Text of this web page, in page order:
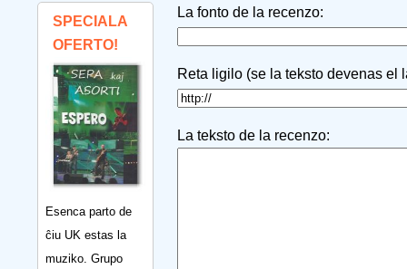
SPECIALA
OFERTO!
Esenca parto de
ĉiu UK estas la
muziko. Grupo
La fonto de la recenzo:
Reta ligilo (se la teksto devenas el
La teksto de la recenzo: